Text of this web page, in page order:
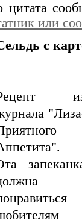
цитата
или
с